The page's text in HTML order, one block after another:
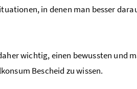
in denen man besser
wichtig, einen bewussten und
Bescheid zu wissen.